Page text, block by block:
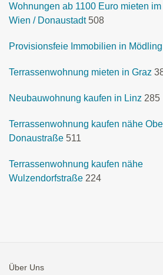
Wohnungen ab 1100 Euro mieten
Wien / Donaustadt 508
Provisionsfeie Immobilien in Mödling
Terrassenwohnung mieten in Graz
Neubauwohnung kaufen in Linz 285
Terrassenwohnung kaufen nähe
Donaustraße 511
Terrassenwohnung kaufen nähe
Wulzendorfstraße 224
Über Uns